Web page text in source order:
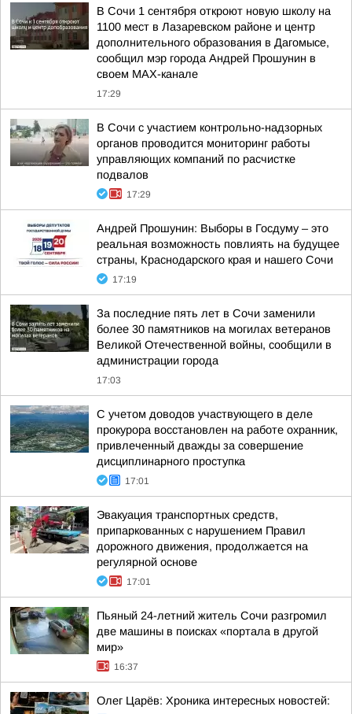
В Сочи 1 сентября откроют новую школу на
1100 мест в Лазаревском районе и центр
дополнительного образования в Дагомысе,
сообщил мэр города Андрей Прошунин в
своем MAX-канале
17:29
В Сочи с участием контрольно-надзорных
органов проводится мониторинг работы
управляющих компаний по расчистке
подвалов
17:29
Андрей Прошунин: Выборы в Госдуму – это
реальная возможность повлиять на будущее
страны, Краснодарского края и нашего Сочи
17:19
За последние пять лет в Сочи заменили
более 30 памятников на могилах ветеранов
Великой Отечественной войны, сообщили в
администрации города
17:03
С учетом доводов участвующего в деле
прокурора восстановлен на работе охранник,
привлеченный дважды за совершение
дисциплинарного проступка
17:01
Эвакуация транспортных средств,
припаркованных с нарушением Правил
дорожного движения, продолжается на
регулярной основе
17:01
Пьяный 24-летний житель Сочи разгромил
две машины в поисках «портала в другой
мир»
16:37
Олег Царёв: Хроника интересных новостей: